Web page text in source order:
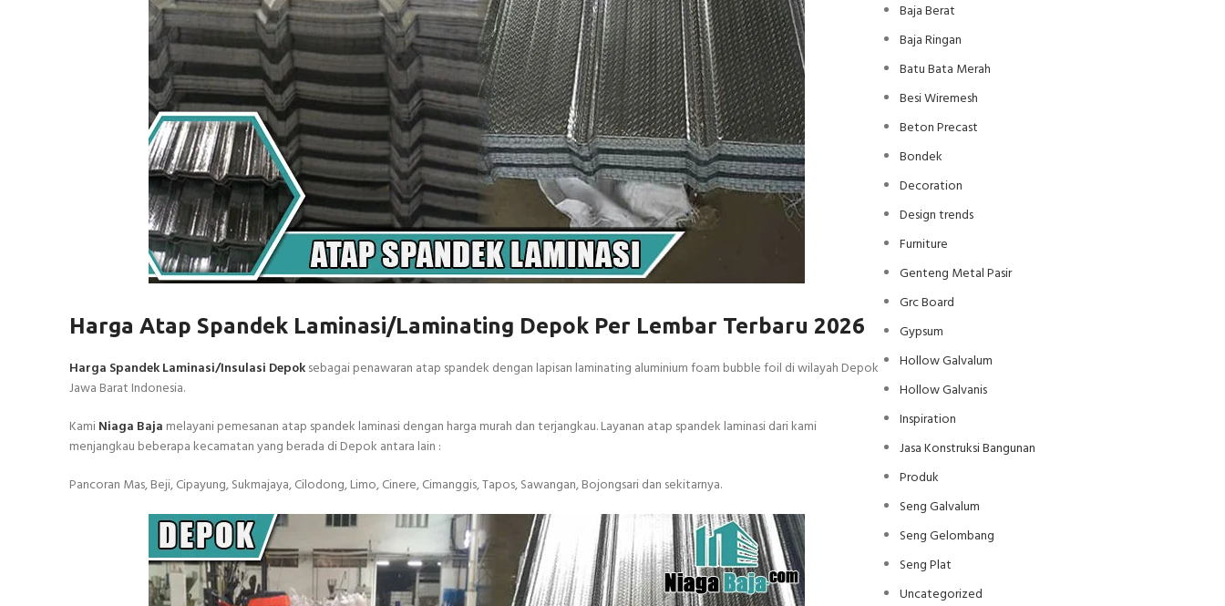
Harga Atap Spandek Laminasi/Laminating Depok Per Lembar Terbaru 2026
Harga Spandek Laminasi/Insulasi Depoksebagai penawaran atap spandek dengan lapisan laminating aluminium foam bubble foil di wilayah Depok
Jawa Barat Indonesia.
KamiNiaga Baja melayani pemesanan atap spandek laminasi dengan harga murah dan terjangkau. Layanan atap spandek laminasi dari kami
menjangkau beberapa kecamatan yang berada di Depok antara lain :
Pancoran Mas, Beji, Cipayung, Sukmajaya, Cilodong, Limo, Cinere, Cimanggis, Tapos, Sawangan, Bojongsari dan sekitarnya.
Baja Berat
Baja Ringan
Batu Bata Merah
Besi Wiremesh
Beton Precast
Bondek
Decoration
Design trends
Furniture
Genteng Metal Pasir
Grc Board
Gypsum
Hollow Galvalum
Hollow Galvanis
Inspiration
Jasa Konstruksi Bangunan
Produk
Seng Galvalum
Seng Gelombang
Seng Plat
Uncategorized